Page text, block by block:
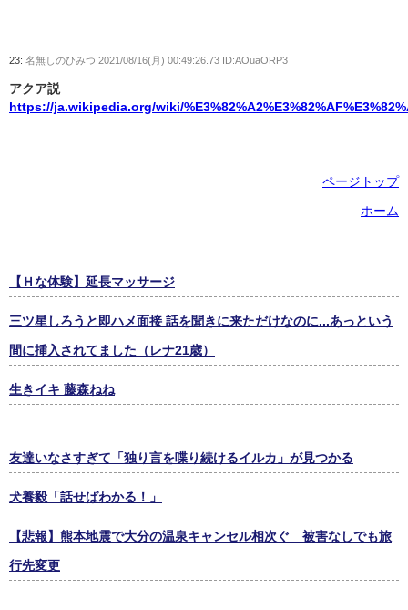
23: 名無しのひみつ 2021/08/16(月) 00:49:26.73 ID:AOuaORP3
アクア説
https://ja.wikipedia.org/wiki/
ページトップ
ホーム
【Ｈな体験】延長マッサージ
三ツ星しろうと即ハメ面接 話を聞きに来ただけなのに...あっという
間に挿入されてました（レナ21歳）
生きイキ 藤森ねね
友達いなさすぎて「独り言を喋り続けるイルカ」が見つかる
犬養毅「話せばわかる！」
【悲報】熊本地震で大分の温泉キャンセル相次ぐ 被害なしでも旅
行先変更